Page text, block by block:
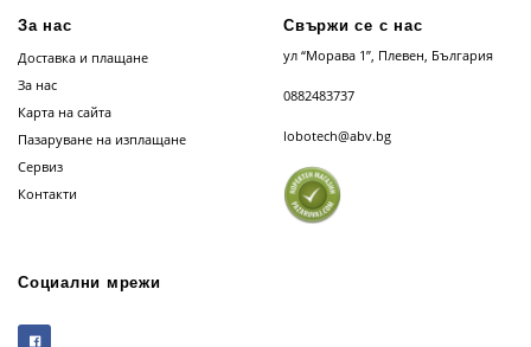
За нас
Доставка и плащане
За нас
Карта на сайта
Пазаруване на изплащане
Сервиз
Контакти
Свържи се с нас
ул “Морава 1”, Плевен, България
0882483737
lobotech@abv.bg
Социални мрежи